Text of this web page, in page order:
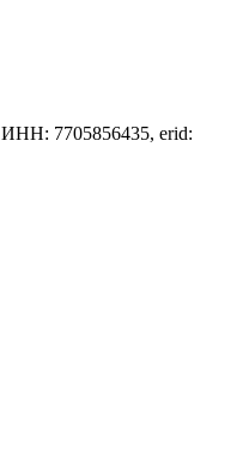
7705856435, erid: